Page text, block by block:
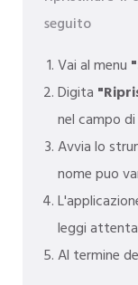
seguito
Vai al menu
Digita
nel campo
Avvia lo
nome puo
leggi
Al termine